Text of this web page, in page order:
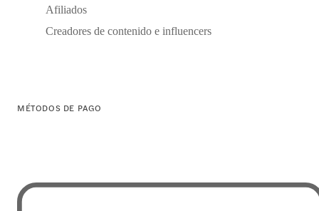
Afiliados
Creadores de contenido e influencers
MÉTODOS DE PAGO